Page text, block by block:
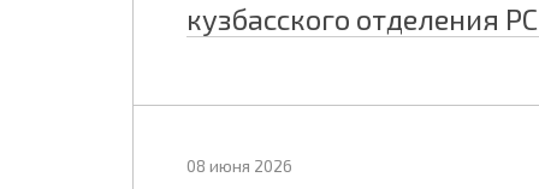
кузбасского отделения
08 июня 2026